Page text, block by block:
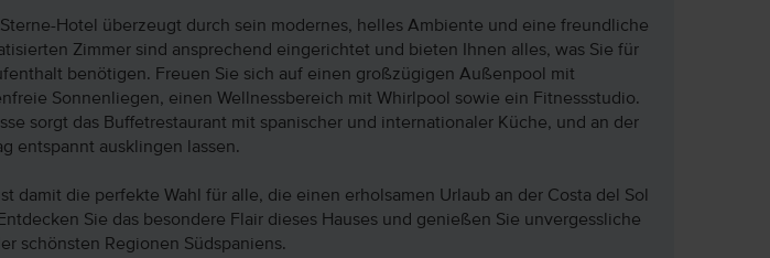
Hotel überzeugt durch sein modernes, helles Ambiente und eine freundliche
Zimmer sind ansprechend eingerichtet und bieten Ihnen alles, was Sie für
benötigen. Freuen Sie sich auf einen großzügigen Außenpool mit
Sonnenliegen, einen Wellnessbereich mit Whirlpool sowie ein Fitnessstudio.
sorgt das Buffetrestaurant mit spanischer und internationaler Küche, und an der
entspannt ausklingen lassen.
damit die perfekte Wahl für alle, die einen erholsamen Urlaub an der Costa del Sol
Sie das besondere Flair dieses Hauses und genießen Sie unvergessliche
schönsten Regionen Südspaniens.